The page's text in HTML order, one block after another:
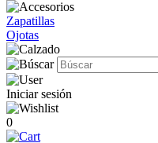
Zapatillas
Ojotas
Iniciar sesión
0